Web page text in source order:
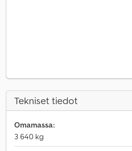
Tekniset tiedot
Omamassa:
3 640 kg